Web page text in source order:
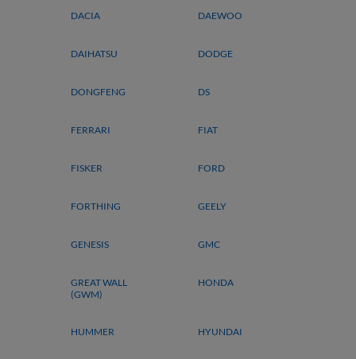
DACIA DAEWOO
DAIHATSU DODGE
DONGFENG DS
FERRARI FIAT
FISKER FORD
FORTHING GEELY
GENESIS GMC
GREAT WALL
(GWM)
HONDA
HUMMER HYUNDAI